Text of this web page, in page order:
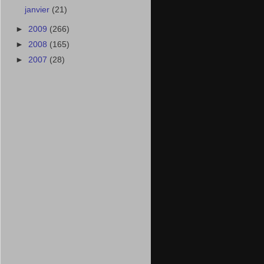
janvier (21)
► 2009 (266)
► 2008 (165)
► 2007 (28)